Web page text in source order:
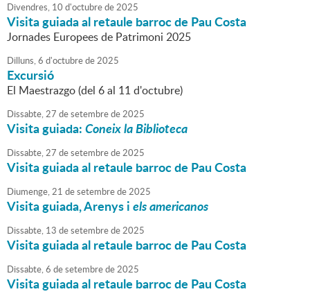
Divendres, 10 d'octubrede2025
Visita guiada al retaule barroc de Pau Costa
Jornades Europees de Patrimoni 2025
Dilluns,6 d'octubrede2025
Excursió
El Maestrazgo (del 6 al 11 d'octubre)
Dissabte,27 desetembrede2025
Visita guiada:Coneix la Biblioteca
Dissabte,27 desetembrede2025
Visita guiada al retaule barroc de Pau Costa
Diumenge,21 desetembrede2025
Visita guiada, Arenys iels americanos
Dissabte, 13 desetembrede2025
Visita guiada al retaule barroc de Pau Costa
Dissabte,6 desetembrede2025
Visita guiada al retaule barroc de Pau Costa